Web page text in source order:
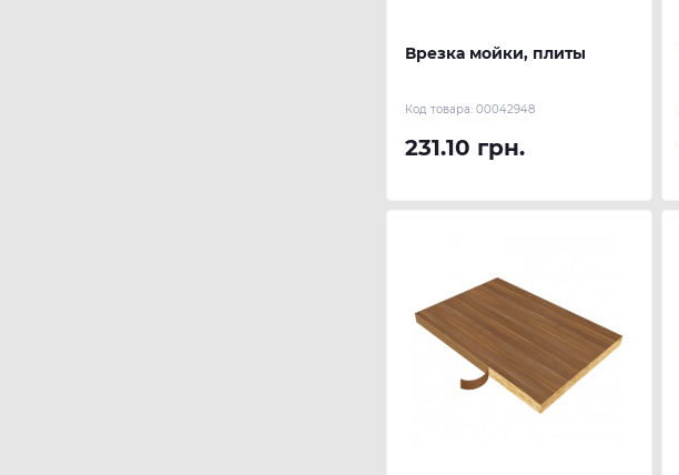
Врезка мойки, плиты
Код товара: 00042948
231.10 грн.